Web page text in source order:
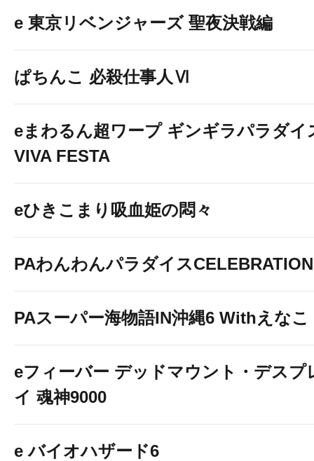
e 東京リベンジャーズ 聖夜決戦編
ぱちんこ 必殺仕事人Ⅵ
eまわるん超ワープ ギンギラパラダイ
VIVA FESTA
eひきこまり吸血姫の悶々
PAわんわんパラダイスCELEBRATION
PAスーパー海物語IN沖縄6 Withえなこ
eフィーバー デッドマウント・デスプ
イ 魂神9000
e バイオハザード6